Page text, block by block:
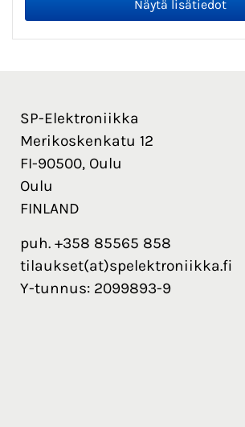
SP-Elektroniikka
Merikoskenkatu 12
FI-90500, Oulu
Oulu
FINLAND
puh. +358 85565 858
tilaukset(at)spelektroniikka.fi
Y-tunnus: 2099893-9